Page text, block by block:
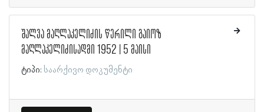
შალვა მაღლაკელიძის წერილი გაიოზ
მაღლაკელიძისადმი 1952 | 5 მაისი
ტიპი: საარქივო დოკუმენტი